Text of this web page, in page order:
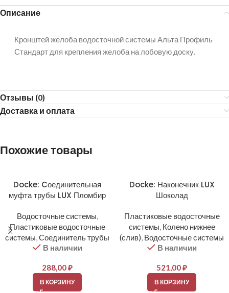
Описание
Кронштей желоба водосточной системы Альта Профиль
Стандарт для крепления желоба на лобовую доску.
Отзывы (0)
Доставка и оплата
Похожие товары
Docke: Cоединительная
муфта трубы LUX Пломбир
Водосточные системы,
Пластиковые водосточные
системы,Соединитель трубы
В наличии
288,00₽
В КОРЗИНУ
Docke: Наконечник LUX
Шоколад
Пластиковые водосточные
системы, Колено нижнее
(слив), Водосточные системы
В наличии
521,00₽
В КОРЗИНУ